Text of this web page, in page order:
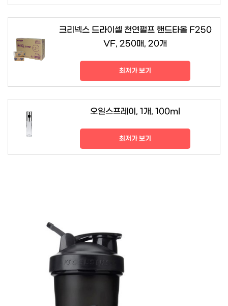
크리넥스 드라이셀 천연펄프 핸드타올 F250
VF, 250매, 20개
최저가 보기
오일스프레이, 1개, 100ml
최저가 보기